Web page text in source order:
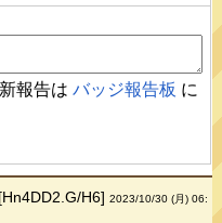
報告はバッジ報告板 に
H6]2023/10/30 (月) 06: